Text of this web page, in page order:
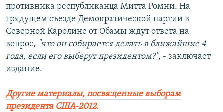
противника республиканца Митта Ромни. На
грядущем съезде Демократической партии в
Северной Каролине от Обамы ждут ответа на
вопрос, "что он собирается делать в ближайшие 4
года, если его выберут президентом?", - заключает
издание.
Другие материалы, посвященные выборам
президента США-2012.